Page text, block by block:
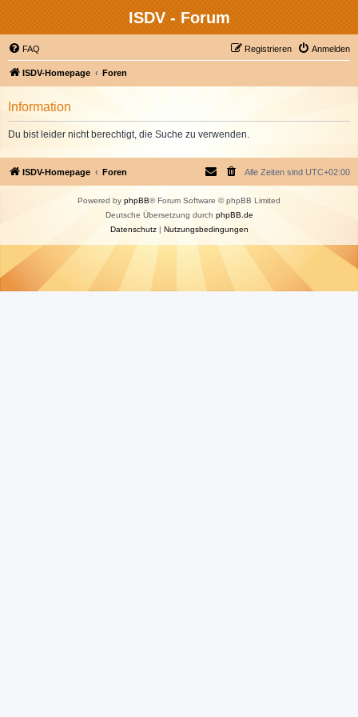
ISDV - Forum
FAQ Anmelden
Registrieren
ISDV-Homepage Foren
Information
Du bist leider nicht berechtigt, die Suche zu verwenden.
ISDV-Homepage Foren Alle Zeiten sind UTC+02:00
Powered by phpBB® Forum Software © phpBB Limited
Deutsche Übersetzung durch phpBB.de
Datenschutz| Nutzungsbedingungen